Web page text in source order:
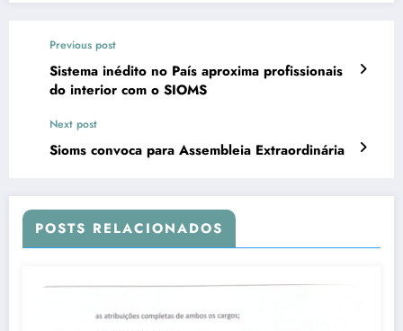
Previous post
Sistema inédito no País aproxima profissionais
do interior com o SIOMS
Next post
Sioms convoca para Assembleia Extraordinária
POSTS RELACIONADOS